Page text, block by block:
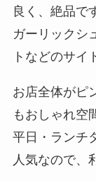
良く、絶品で
ガーリックシ
トなどのサイ
お店全体がピ
もおしゃれ空
平日・ランチ
人気なので、